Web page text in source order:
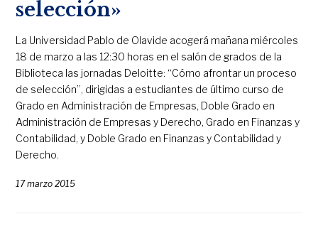
selección»
La Universidad Pablo de Olavide acogerá mañana miércoles
18 de marzo a las 12:30 horas en el salón de grados de la
Biblioteca las jornadas Deloitte: “Cómo afrontar un proceso
de selección”, dirigidas a estudiantes de último curso de
Grado en Administración de Empresas, Doble Grado en
Administración de Empresas y Derecho, Grado en Finanzas y
Contabilidad, y Doble Grado en Finanzas y Contabilidad y
Derecho.
17 marzo 2015